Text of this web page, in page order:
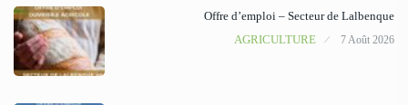
Offre d’emploi – Secteur de Lalbenque
AGRICULTURE
7 Août 2026